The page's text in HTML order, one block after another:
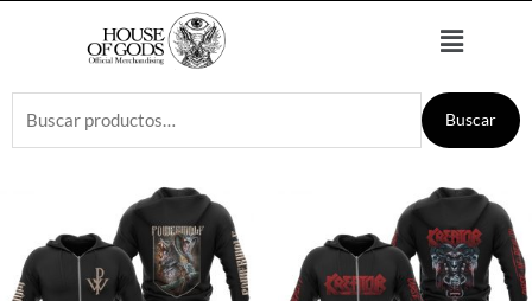
Menú
por:
Buscar
de
precios:
desde
$750
hasta
$800
de
precios:
desde
$750
hasta
$800